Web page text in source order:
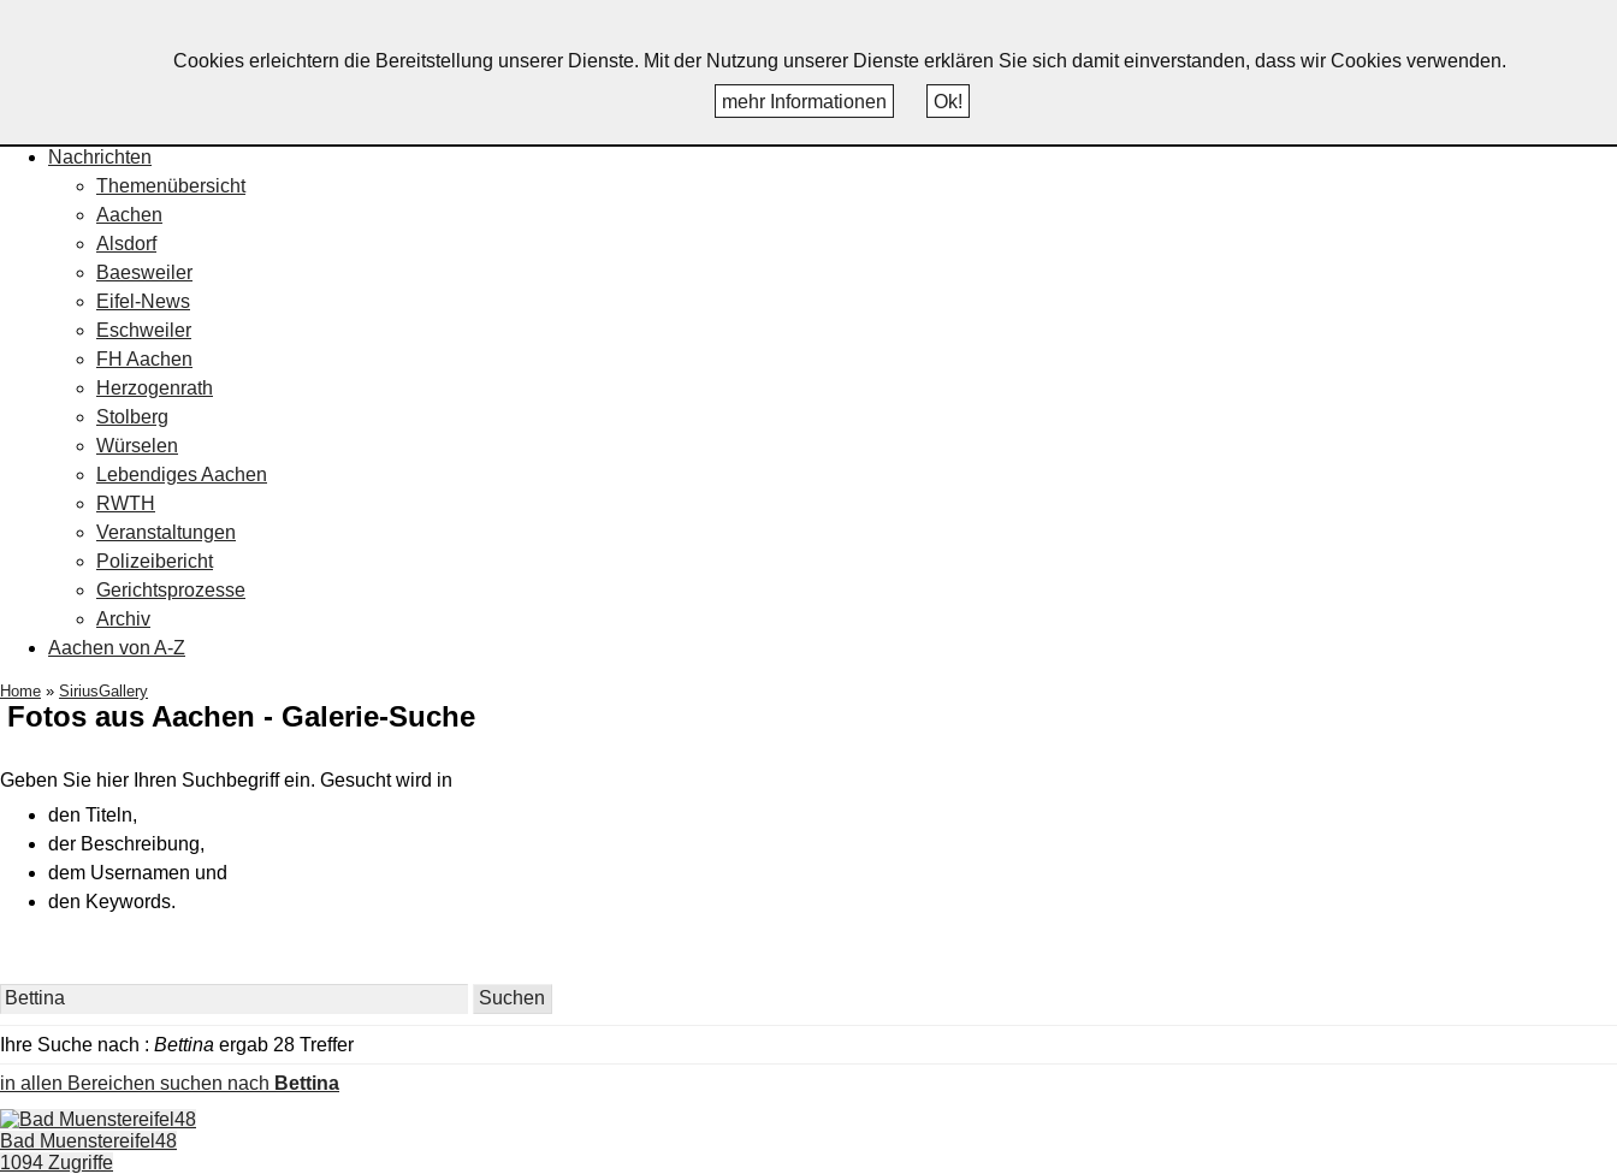
Nachrichten
Themenübersicht
Aachen
Alsdorf
Baesweiler
Eifel-News
Eschweiler
FH Aachen
Herzogenrath
Stolberg
Würselen
Lebendiges Aachen
RWTH
Veranstaltungen
Polizeibericht
Gerichtsprozesse
Archiv
Aachen von A-Z
Home » SiriusGallery
Fotos aus Aachen - Galerie-Suche
Geben Sie hier Ihren Suchbegriff ein. Gesucht wird in
den Titeln,
der Beschreibung,
dem Usernamen und
den Keywords.
Ihre Suche nach : Bettina ergab 28 Treffer
in allen Bereichen suchen nach Bettina
Bad Muenstereifel48
1094 Zugriffe
Cookies erleichtern die Bereitstellung unserer Dienste. Mit der Nutzung unserer Dienste erklären Sie sich damit einverstanden, dass wir Cookies verwenden.
mehr Informationen
Ok!